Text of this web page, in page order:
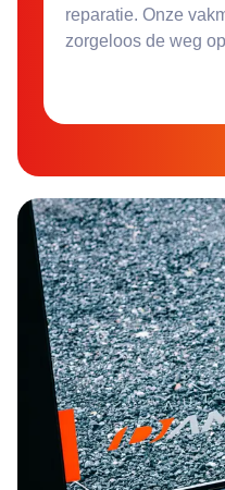
reparatie. Onze
zorgeloos de weg